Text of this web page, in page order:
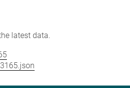
latest data.